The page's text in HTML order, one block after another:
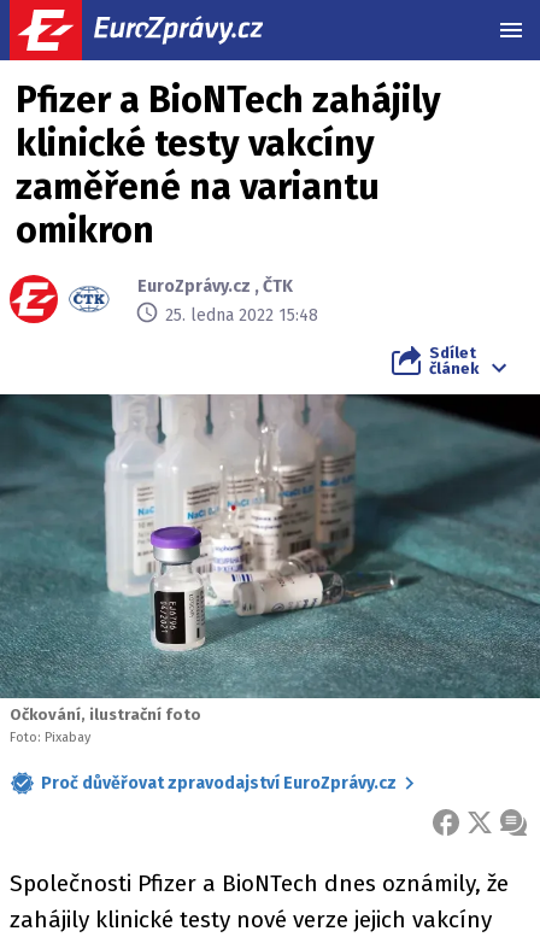
Pfizer a BioNTech zahájily
klinické testy vakcíny
zaměřené na variantu
omikron
EuroZprávy.cz ,ČTK
25. ledna 2022 15:48
Sdílet
článek
Očkování, ilustrační foto
Foto: Pixabay
Proč důvěřovat zpravodajství EuroZprávy.cz
FACEBOOK
X
Společnosti Pfizer a BioNTech dnes oznámily, že
zahájily klinické testy nové verze jejich vakcíny